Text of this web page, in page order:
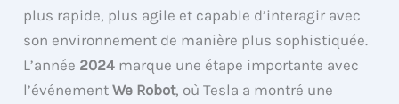
plus rapide, plus agile et capable d’interagir avec
son environnement de manière plus sophistiquée.
L’année 2024 marque une étape importante avec
l’événementWe Robot, où Tesla a montré une